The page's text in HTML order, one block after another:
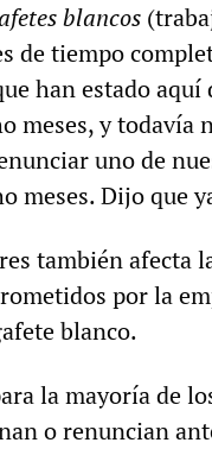
blancos
de tiempo
han estado aquí
meses, y todavía
uno de
meses. Dijo que
también afecta
por la
blanco.
la mayoría de
o renuncian